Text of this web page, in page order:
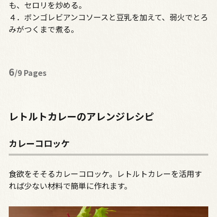
も、セロリを炒める。
４．ボンゴレビアンコソースと豆乳を加えて、弱火でとろ
みがつくまで煮る。
6/9 Pages
レトルトカレーのアレンジレシピ
カレーコロッケ
食欲をそそるカレーコロッケ。レトルトカレーを活用す
れば少ない材料で簡単に作れます。